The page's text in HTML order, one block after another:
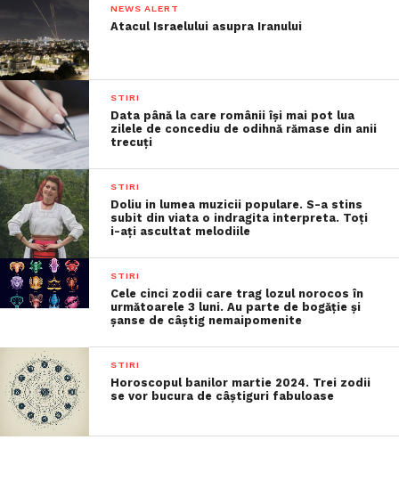
NEWS ALERT
Atacul Israelului asupra Iranului
STIRI
Data până la care românii îşi mai pot lua
zilele de concediu de odihnă rămase din anii
trecuţi
STIRI
Doliu in lumea muzicii populare. S-a stins
subit din viata o indragita interpreta. Toți
i-ați ascultat melodiile
STIRI
Cele cinci zodii care trag lozul norocos în
următoarele 3 luni. Au parte de bogăție și
șanse de câștig nemaipomenite
STIRI
Horoscopul banilor martie 2024. Trei zodii
se vor bucura de câștiguri fabuloase